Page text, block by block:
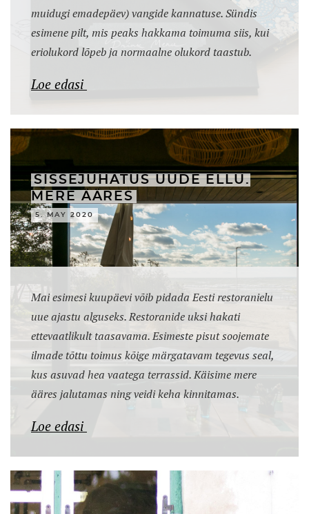
muidugi emadepäev) vangide kannatuse. Sündis
esimene pilt, mis peaks hakkama toimuma siis, kui
eriolukord lõpeb ja normaalne olukord taastub.
Loe edasi
SISSEJUHATUS UUDE ELLU.
MERE ÄÄRES
5. MAY 2020
Mai esimesi kuupäevi võib pidada Eesti restoranielu
uue ajastu alguseks. Restoranide uksi hakati
ettevaatlikult taasavama. Esimeste pisut soojemate
ilmade tõttu toimus kõige märgatavam tegevus seal,
kus asuvad hea vaatega terrassid. Käisime mere
ääres jalutamas ning veidi keha kinnitamas.
Loe edasi